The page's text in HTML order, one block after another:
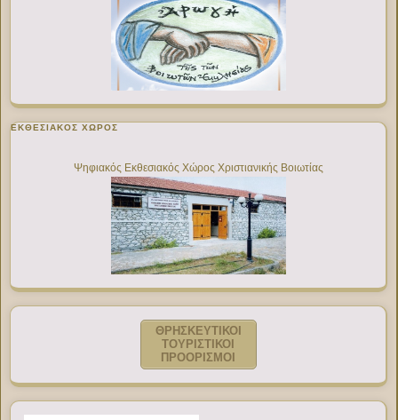
ΕΚΘΕΣΙΑΚΌΣ ΧΏΡΟΣ
Ψηφιακός Εκθεσιακός Χώρος Χριστιανικής Βοιωτίας
ΘΡΗΣΚΕΥΤΙΚΟΙ
ΤΟΥΡΙΣΤΙΚΟΙ
ΠΡΟΟΡΙΣΜΟΙ